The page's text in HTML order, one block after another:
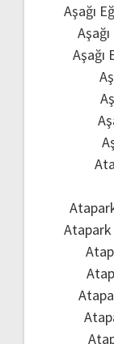
Aşağı
Aşağı
Atapark